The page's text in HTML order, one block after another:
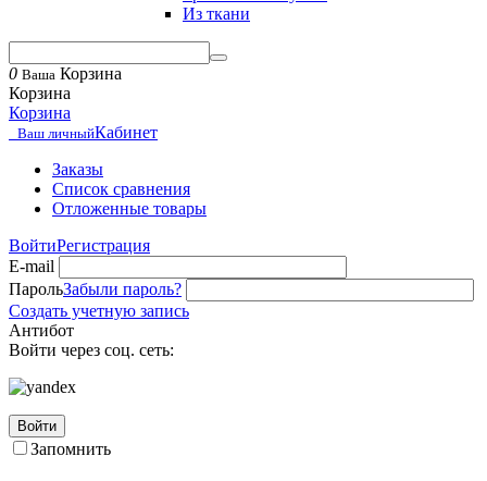
Из ткани
0 Ваша Корзина
Корзина
Корзина
Ваш личныйКабинет
Заказы
Список сравнения
Отложенные товары
ВойтиРегистрация
E-mail
ПарольЗабыли пароль?
Создать учетную запись
Антибот
Войти через соц. сеть:
Войти
Запомнить